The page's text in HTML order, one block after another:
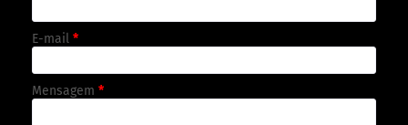
E-mail *
Mensagem *